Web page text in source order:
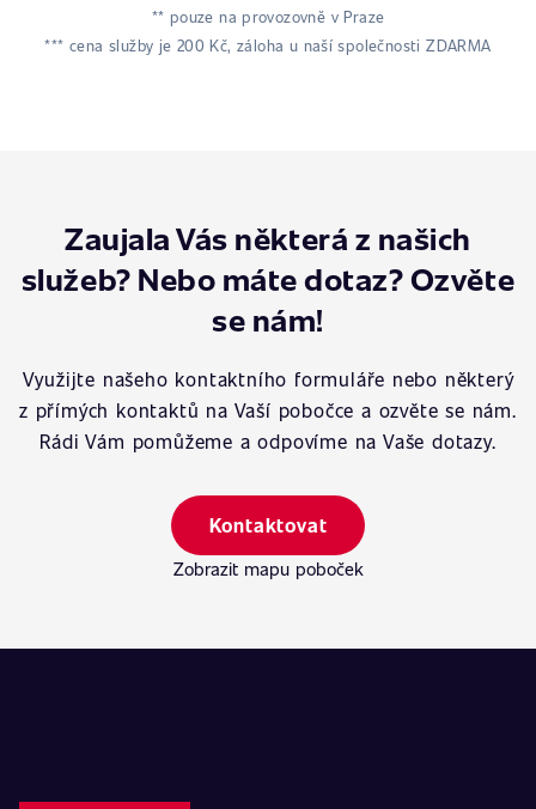
** pouze na provozovně v Praze
*** cena služby je 200 Kč, záloha u naší společnosti ZDARMA
Zaujala Vás některá z našich
služeb? Nebo máte dotaz? Ozvěte
se nám!
Využijte našeho kontaktního formuláře nebo některý
z přímých kontaktů na Vaší pobočce a ozvěte se nám.
Rádi Vám pomůžeme a odpovíme na Vaše dotazy.
Kontaktovat
Zobrazit mapu poboček